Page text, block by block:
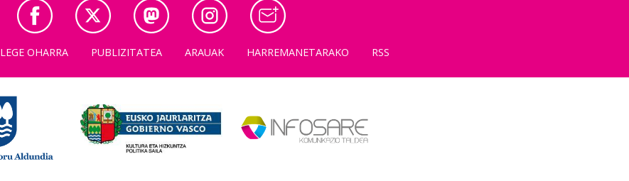
LEGE OHARRA PUBLIZITATEA ARAUAK HARREMANETARAKO RSS